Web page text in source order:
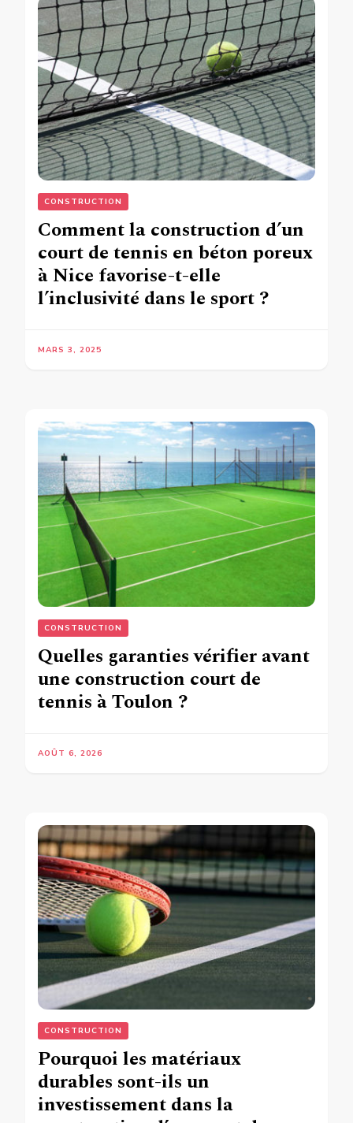
CONSTRUCTION
Comment la construction d’un
court de tennis en béton poreux
à Nice favorise-t-elle
l’inclusivité dans le sport ?
MARS 3, 2025
CONSTRUCTION
Quelles garanties vérifier avant
une construction court de
tennis à Toulon ?
AOÛT 6, 2026
CONSTRUCTION
Pourquoi les matériaux
durables sont-ils un
investissement dans la